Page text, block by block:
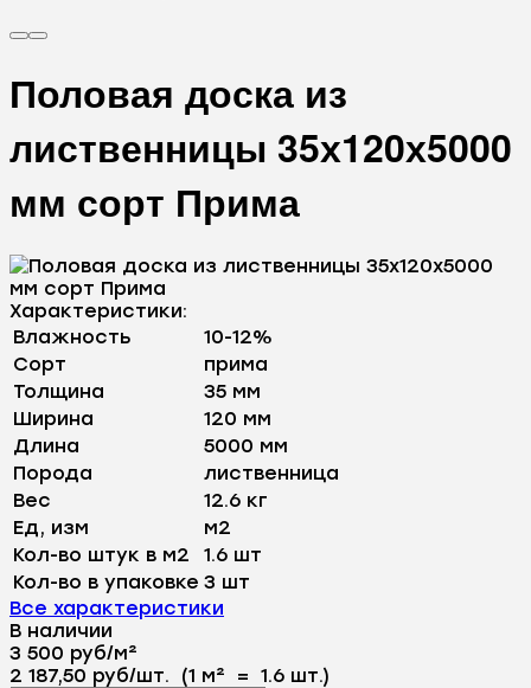
Половая доска из
лиственницы 35х120х5000
мм сорт Прима
Характеристики:
Влажность
10-12%
Сорт
прима
Толщина
35 мм
Ширина
120 мм
Длина
5000 мм
Порода
лиственница
Вес
12.6 кг
Ед, изм
м2
Кол-во штук в м2
1.6 шт
Кол-во в упаковке 3 шт
Все характеристики
В наличии
3 500 руб/м²
2 187,50 руб/шт. (1 м² = 1.6 шт.)